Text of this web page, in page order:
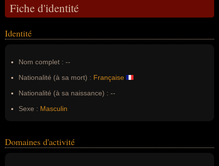
Fiche d'identité
Identité
Nom complet : --
Nationalité (à sa mort) : Française
Nationalité (à sa naissance) : --
Sexe : Masculin
Domaines d'activité